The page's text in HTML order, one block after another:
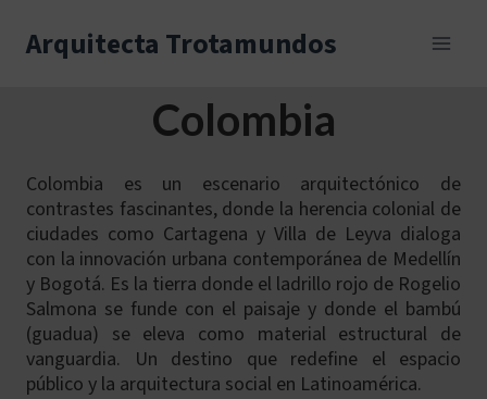
content
Arquitecta Trotamundos
Colombia
Colombia es un escenario arquitectónico de
contrastes fascinantes, donde la herencia colonial de
ciudades como Cartagena y Villa de Leyva dialoga
con la innovación urbana contemporánea de Medellín
y Bogotá. Es la tierra donde el ladrillo rojo de Rogelio
Salmona se funde con el paisaje y donde el bambú
(guadua) se eleva como material estructural de
vanguardia. Un destino que redefine el espacio
público y la arquitectura social en Latinoamérica.